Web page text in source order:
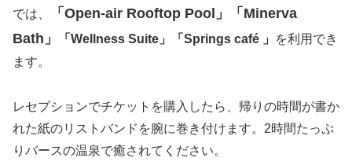
では、
「Open-air Rooftop Pool」「Minerva
Bath」
「Wellness Suite」「Springs café 」
を利用でき
ます。
レセプションでチケットを購入したら、帰りの時間が書か
れた紙のリストバンドを腕に巻き付けます。2時間たっぷ
りバースの温泉で癒されてください。